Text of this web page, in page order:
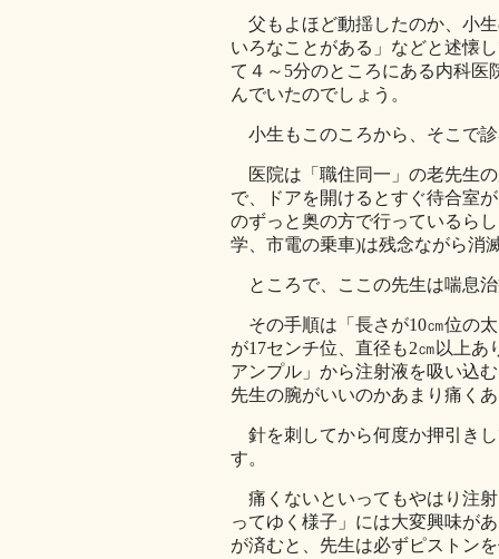
父もよほど動揺したのか、小
いろなことがある」などと述懐
て４～5分のところにある内科
んでいたのでしょう。
小生もこのころから、そこで
医院は「職住同一」の老先生
で、ドアを開けるとすぐ待合室
のずっと奥の方で行っているら
学、市電の乗車)は残念ながら消
ところで、ここの先生は喘息
その手順は「長さが10㎝位の
が17センチ位、直径も2㎝以上
アンプル」から注射液を吸い込
先生の腕がいいのかあまり痛く
針を刺してから何度か押引き
す。
痛くないといってもやはり注
ってゆく様子」には大変興味が
が済むと、先生は必ずピストン